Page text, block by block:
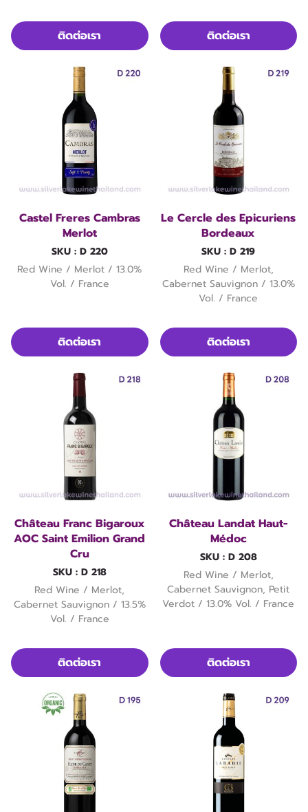
ติดต่อเรา ติดต่อเรา
Castel Freres Cambras
Merlot
SKU : D 220
Red Wine / Merlot / 13.0%
Vol. / France
ติดต่อเรา
Le Cercle des Epicuriens
Bordeaux
SKU : D 219
Red Wine / Merlot,
Cabernet Sauvignon / 13.0%
Vol. / France
ติดต่อเรา
Château Franc Bigaroux
AOC Saint Emilion Grand
Cru
SKU : D 218
Red Wine / Merlot,
Cabernet Sauvignon / 13.5%
Vol. / France
ติดต่อเรา
Château Landat Haut-
Médoc
SKU : D 208
Red Wine / Merlot,
Cabernet Sauvignon, Petit
Verdot / 13.0% Vol. / France
ติดต่อเรา